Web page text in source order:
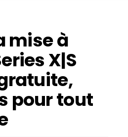
mise à
X|S
pour tout